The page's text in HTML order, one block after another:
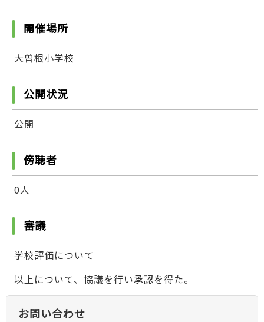
開催場所
大曽根小学校
公開状況
公開
傍聴者
0人
審議
学校評価について
以上について、協議を行い承認を得た。
お問い合わせ